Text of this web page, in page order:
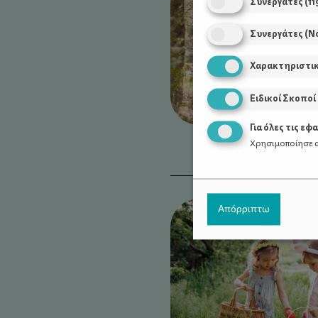
Συνεργάτες
Ειδικοί Σκοποί
Για όλες τις
Χρησιμοποίησε
Απόρριπτω